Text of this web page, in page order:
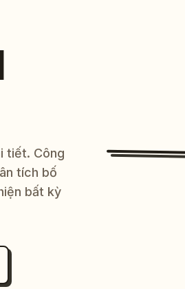
tiết. Công
tích bố
bất kỳ